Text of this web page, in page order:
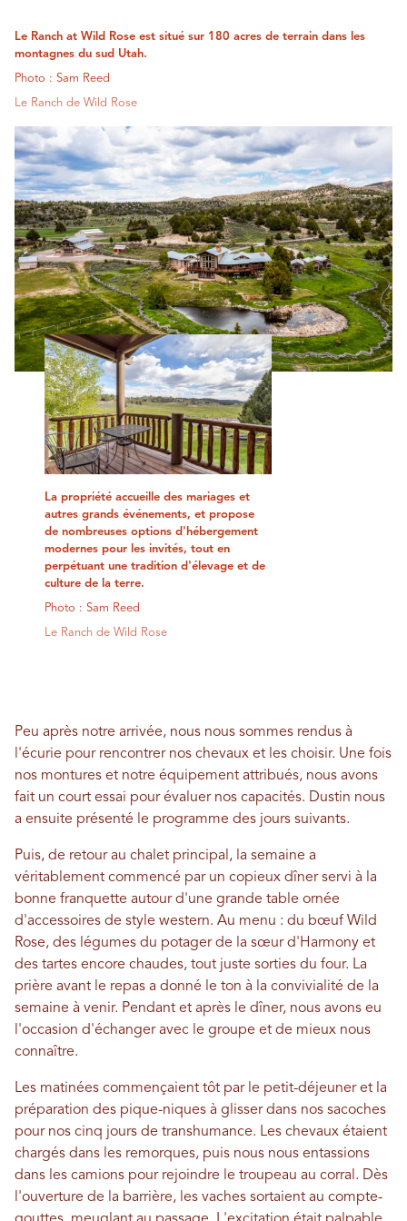
La propriété accueille des mariages et
autres grands événements, et propose
de nombreuses options d'hébergement
modernes pour les invités, tout en
perpétuant une tradition d'élevage et de
culture de la terre.
Photo : Sam Reed
Le Ranch de Wild Rose
Le Ranch at Wild Rose est situé sur 180 acres de terrain dans les
montagnes du sud Utah.
Photo : Sam Reed
Le Ranch de Wild Rose
Peu après notre arrivée, nous nous sommes rendus à
l'écurie pour rencontrer nos chevaux et les choisir. Une fois
nos montures et notre équipement attribués, nous avons
fait un court essai pour évaluer nos capacités. Dustin nous
a ensuite présenté le programme des jours suivants.
Puis, de retour au chalet principal, la semaine a
véritablement commencé par un copieux dîner servi à la
bonne franquette autour d'une grande table ornée
d'accessoires de style western. Au menu : du bœuf Wild
Rose, des légumes du potager de la sœur d'Harmony et
des tartes encore chaudes, tout juste sorties du four. La
prière avant le repas a donné le ton à la convivialité de la
semaine à venir. Pendant et après le dîner, nous avons eu
l'occasion d'échanger avec le groupe et de mieux nous
connaître.
Les matinées commençaient tôt par le petit-déjeuner et la
préparation des pique-niques à glisser dans nos sacoches
pour nos cinq jours de transhumance. Les chevaux étaient
chargés dans les remorques, puis nous nous entassions
dans les camions pour rejoindre le troupeau au corral. Dès
l'ouverture de la barrière, les vaches sortaient au compte-